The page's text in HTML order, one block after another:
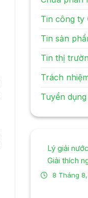
Tin công ty
Tin sản
Tin thị
Trách
Tuyển dụng
Lý giải
Giải thích
8 Tháng